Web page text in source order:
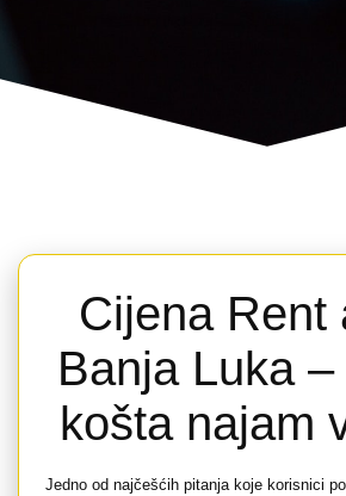
Cijena Rent
Banja Luka
košta najam
Jedno od najčešćih pitanja koje korisnici